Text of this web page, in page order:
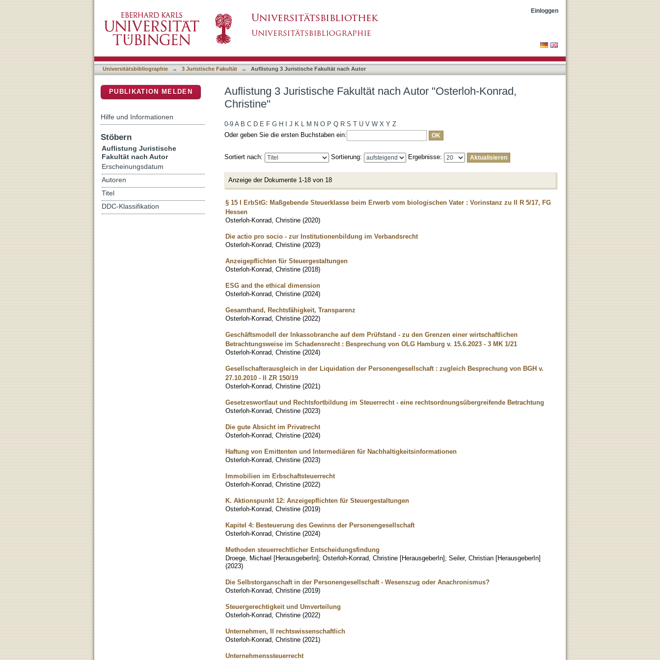
Einloggen
Universitätsbibliographie → 3 Juristische Fakultät → Auflistung 3 Juristische Fakultät nach Autor
Auflistung 3 Juristische Fakultät nach Autor "Osterloh-Konrad,
Christine"
0-9 A B C D E F G H J K L M N O P Q R S T U V W X Y Z
Oder geben Sie die ersten Buchstaben ein:
Sortiert nach: Sortierung: Ergebnisse:
Anzeige der Dokumente 1-18 von 18
§ 15 I ErbStG: Maßgebende Steuerklasse beim Erwerb vom biologischen Vater : Vorinstanz zu II R 5/17, FG
Hessen
Osterloh-Konrad, Christine (2020)
Die actio pro socio - zur Institutionenbildung im Verbandsrecht
Osterloh-Konrad, Christine (2023)
Anzeigepflichten für Steuergestaltungen
Osterloh-Konrad, Christine (2018)
ESG and the ethical dimension
Osterloh-Konrad, Christine (2024)
Gesamthand, Rechtsfähigkeit, Transparenz
Osterloh-Konrad, Christine (2022)
Geschäftsmodell der Inkassobranche auf dem Prüfstand - zu den Grenzen einer wirtschaftlichen
Betrachtungsweise im Schadensrecht : Besprechung von OLG Hamburg v. 15.6.2023 - 3 MK 1/21
Osterloh-Konrad, Christine (2024)
Gesellschafterausgleich in der Liquidation der Personengesellschaft : zugleich Besprechung von BGH v.
27.10.2010 - II ZR 150/19
Osterloh-Konrad, Christine (2021)
Gesetzeswortlaut und Rechtsfortbildung im Steuerrecht - eine rechtsordnungsübergreifende Betrachtung
Osterloh-Konrad, Christine (2023)
Die gute Absicht im Privatrecht
Osterloh-Konrad, Christine (2024)
Haftung von Emittenten und Intermediären für Nachhaltigkeitsinformationen
Osterloh-Konrad, Christine (2023)
Immobilien im Erbschaftsteuerrecht
Osterloh-Konrad, Christine (2022)
K. Aktionspunkt 12: Anzeigepflichten für Steuergestaltungen
Osterloh-Konrad, Christine (2019)
Kapitel 4: Besteuerung des Gewinns der Personengesellschaft
Osterloh-Konrad, Christine (2024)
Methoden steuerrechtlicher Entscheidungsfindung
Droege, Michael [HerausgeberIn]; Osterloh-Konrad, Christine [HerausgeberIn]; Seiler, Christian [HerausgeberIn]
(2023)
Die Selbstorganschaft in der Personengesellschaft - Wesenszug oder Anachronismus?
Osterloh-Konrad, Christine (2019)
Steuergerechtigkeit und Umverteilung
Osterloh-Konrad, Christine (2022)
Unternehmen, II rechtswissenschaftlich
Osterloh-Konrad, Christine (2021)
Unternehmenssteuerrecht
PUBLIKATION MELDEN
Hilfe und Informationen
Stöbern
Auflistung Juristische
Fakultät nach Autor
Erscheinungsdatum
Autoren
Titel
DDC-Klassifikation